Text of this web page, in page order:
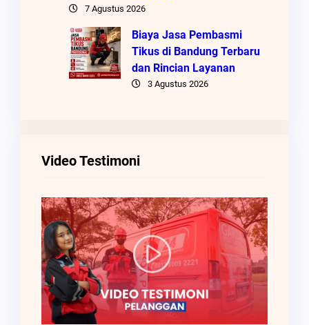
7 Agustus 2026
Biaya Jasa Pembasmi
Tikus di Bandung Terbaru
dan Rincian Layanan
3 Agustus 2026
Video Testimoni